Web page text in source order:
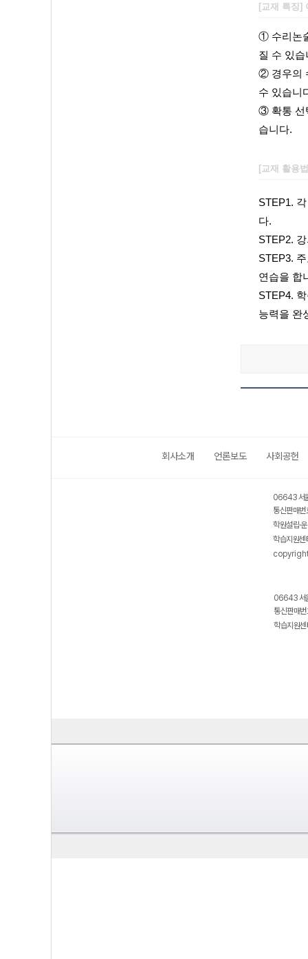
[교재 특징]
① 수리논
질 수 있습
② 경우의
수 있습니
③ 확통
습니다.
[교재 활용
STEP1.
다.
STEP2.
STEP3.
연습을 합
STEP4.
능력을 완
회사소개 언론보도 사회공헌
06643 서
통신판매
학원설립·
학습지원
06643 서
통신판매
학습지원